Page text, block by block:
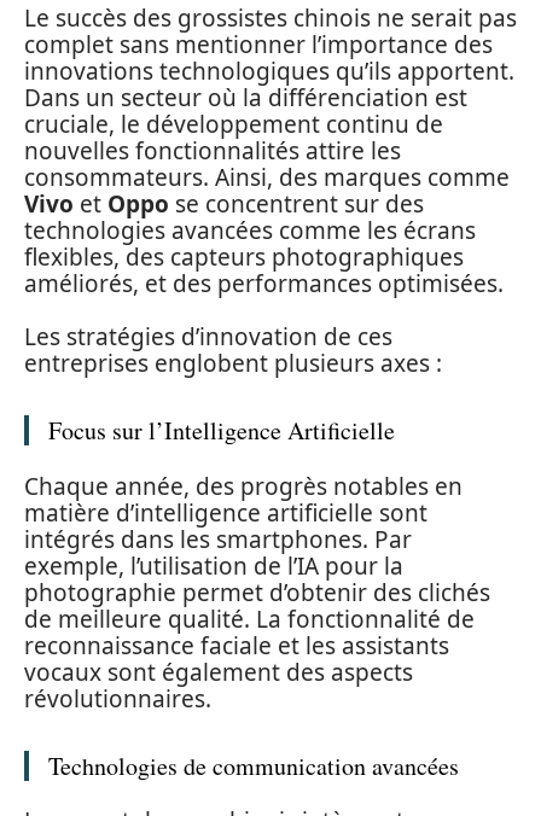
Le succès des grossistes chinois ne serait pas
complet sans mentionner l’importance des
innovations technologiques qu’ils apportent.
Dans un secteur où la différenciation est
cruciale, le développement continu de
nouvelles fonctionnalités attire les
consommateurs. Ainsi, des marques comme
Vivo et Oppo se concentrent sur des
technologies avancées comme les écrans
flexibles, des capteurs photographiques
améliorés, et des performances optimisées.
Les stratégies d’innovation de ces
entreprises englobent plusieurs axes :
Focus sur l’Intelligence Artificielle
Chaque année, des progrès notables en
matière d’intelligence artificielle sont
intégrés dans les smartphones. Par
exemple, l’utilisation de l’IA pour la
photographie permet d’obtenir des clichés
de meilleure qualité. La fonctionnalité de
reconnaissance faciale et les assistants
vocaux sont également des aspects
révolutionnaires.
Technologies de communication avancées